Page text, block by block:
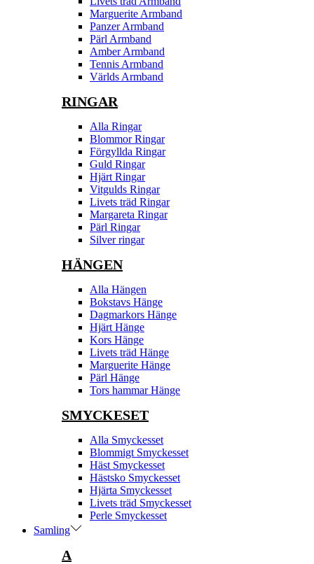
Marguerite Armband
Panzer Armband
Pärl Armband
Amber Armband
Tennis Armband
Världs Armband
RINGAR
Alla Ringar
Blommor Ringar
Förgyllda Ringar
Guld Ringar
Hjärt Ringar
Vitgulds Ringar
Livets träd Ringar
Margareta Ringar
Pärl Ringar
Silver ringar
HÄNGEN
Alla Hängen
Bokstavs Hänge
Dagmarkors Hänge
Hjärt Hänge
Kors Hänge
Livets träd Hänge
Marguerite Hänge
Pärl Hänge
Tors hammar Hänge
SMYCKESET
Alla Smyckesset
Blommigt Smyckesset
Häst Smyckesset
Hästsko Smyckesset
Hjärta Smyckesset
Livets träd Smyckesset
Perle Smyckesset
Samling
A